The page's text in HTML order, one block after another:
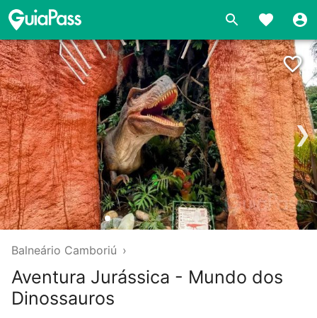
❯
Balneário Camboriú ›
Aventura Jurássica - Mundo dos
Dinossauros